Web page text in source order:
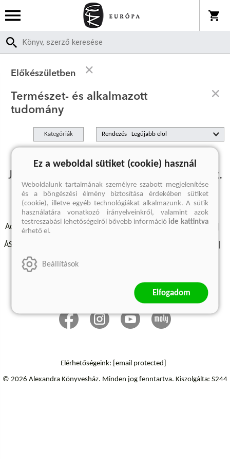
Előkészületben
Természet- és alkalmazott
tudomány
Kategóriák Rendezés
Jelenleg nincs előkészületben termékünk.
Adatvédelmi szabályzatok
ÁSZF - Vásárlási feltételek
Árkötött termékek
Elállás a szerződéstől
Elérhetőségeink: [email protected]
© 2026 Alexandra Könyvesház. Minden jog fenntartva. Kiszolgálta: S244
Ez a weboldal sütiket (cookie) használ
Weboldalunk tartalmának személyre szabott megjelenítése
és a böngészési élmény biztosítása érdekében sütiket
(cookie), illetve egyéb technológiákat alkalmazunk. A sütik
használatára vonatkozó irányelveinkről, valamint azok
testreszabási lehetőségeiről bővebb információide kattintva
érhető el.
Beállítások
Elfogadom